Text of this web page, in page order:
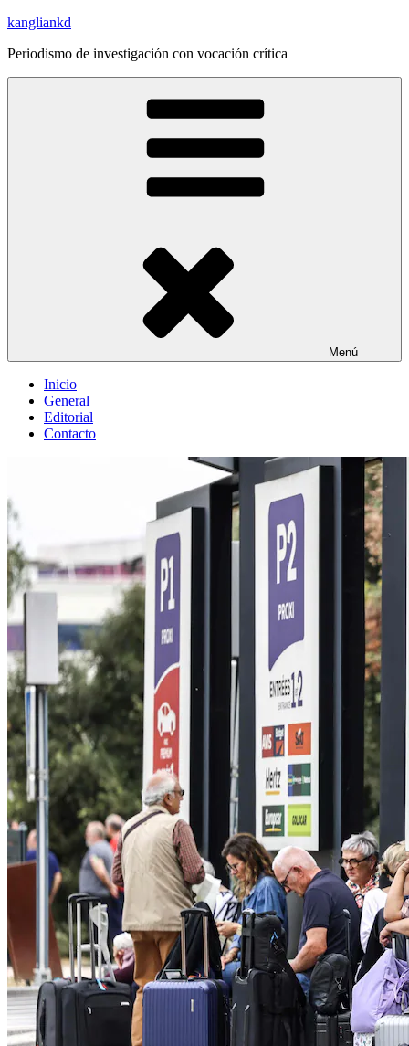
Saltar
contenido
kangliankd
Periodismo de investigación con vocación crítica
Menú
Inicio
General
Editorial
Contacto